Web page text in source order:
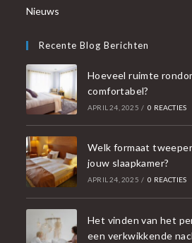
Nieuws
Recente Blog Berichten
Hoeveel ruimte
comfortabel?
APRIL 24, 2025 / 0 REACTIES
Welk formaat
jouw slaapkamer?
APRIL 24, 2025 / 0 REACTIES
Het vinden van het
een verkwikkende